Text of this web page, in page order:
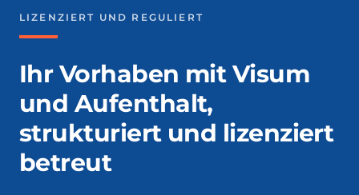
LIZENZIERT UND REGULIERT
Ihr Vorhaben mit Visum
und Aufenthalt,
strukturiert und lizenziert
betreut